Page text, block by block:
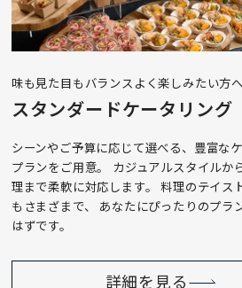
味も見た目もバランスよく楽しみたい方へ
スタンダードケータリング
シーンやご予算に応じて選べる、豊富な
プランをご用意。 カジュアルスタイルか
理まで柔軟に対応します。 料理のテイス
もさまざまで、 あなたにぴったりのプラ
はずです。
詳細を見る